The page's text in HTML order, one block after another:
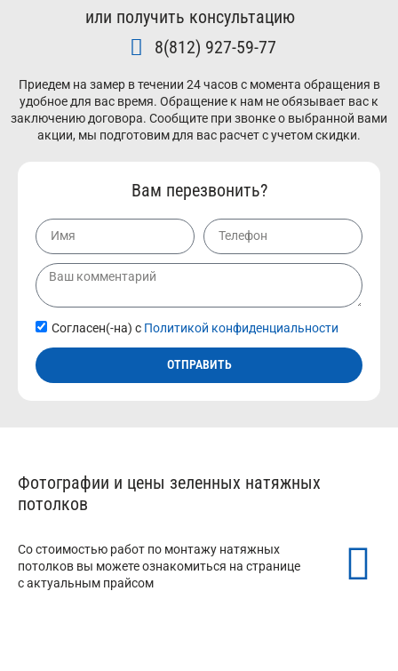
или получить консультацию
8(812) 927-59-77
Приедем на замер в течении 24 часов с момента обращения в
удобное для вас время. Обращение к нам не обязывает вас к
заключению договора. Сообщите при звонке о выбранной вами
акции, мы подготовим для вас расчет с учетом скидки.
Вам перезвонить?
Согласен(-на) с Политикой конфиденциальности
ОТПРАВИТЬ
Фотографии и цены зеленных натяжных
потолков
Со стоимостью работ по монтажу натяжных
потолков вы можете ознакомиться на странице
с актуальным прайсом